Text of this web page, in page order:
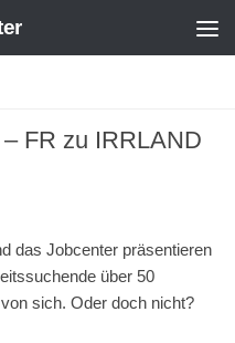
FR zu IRRLAND
das Jobcenter präsentieren
über 50
sich. Oder doch nicht?